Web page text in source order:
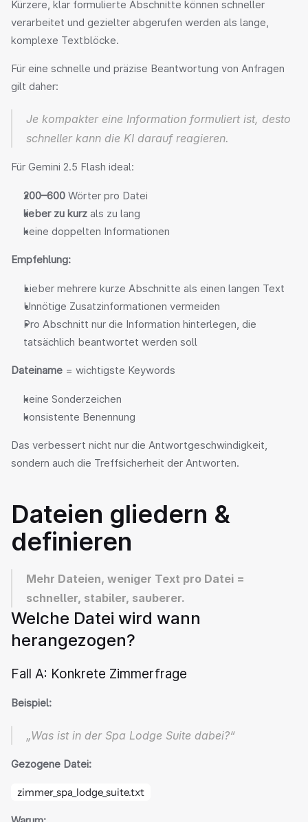
Kürzere, klar formulierte Abschnitte können schneller
verarbeitet und gezielter abgerufen werden als lange,
komplexe Textblöcke.
Für eine schnelle und präzise Beantwortung von Anfragen
gilt daher:
Je kompakter eine Information formuliert ist, desto
schneller kann die KI darauf reagieren.
Für Gemini 2.5 Flash ideal:
200–600 Wörter pro Datei
lieber zu kurz als zu lang
keine doppelten Informationen
Empfehlung:
Lieber mehrere kurze Abschnitte als einen langen Text
Unnötige Zusatzinformationen vermeiden
Pro Abschnitt nur die Information hinterlegen, die
tatsächlich beantwortet werden soll
Dateiname = wichtigste Keywords
keine Sonderzeichen
konsistente Benennung
Das verbessert nicht nur die Antwortgeschwindigkeit,
sondern auch die Treffsicherheit der Antworten.
Dateien gliedern &
definieren
Mehr Dateien, weniger Text pro Datei =
schneller, stabiler, sauberer.
Welche Datei wird wann
herangezogen?
Fall A: Konkrete Zimmerfrage
Beispiel:
„Was ist in der Spa Lodge Suite dabei?“
Gezogene Datei:
zimmer_spa_lodge_suite.txt